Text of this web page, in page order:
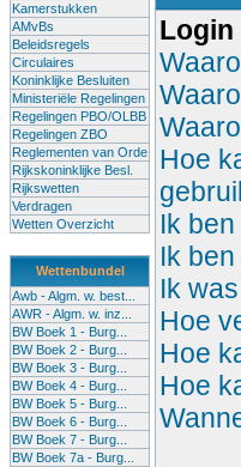
Kamerstukken
AMvBs
Beleidsregels
Circulaires
Koninklijke Besluiten
Ministeriële Regelingen
Regelingen PBO/OLBB
Regelingen ZBO
Reglementen van Orde
Rijkskoninklijke Besl.
Rijkswetten
Verdragen
Wetten Overzicht
Wettenbundel
Awb - Algm. w. best...
AWR - Algm. w. inz...
BW Boek 1 - Burg...
BW Boek 2 - Burg...
BW Boek 3 - Burg...
BW Boek 4 - Burg...
BW Boek 5 - Burg...
BW Boek 6 - Burg...
BW Boek 7 - Burg...
BW Boek 7a - Burg...
Login
Hoe
Ik
Ik
Ik
Hoe
Hoe
Hoe